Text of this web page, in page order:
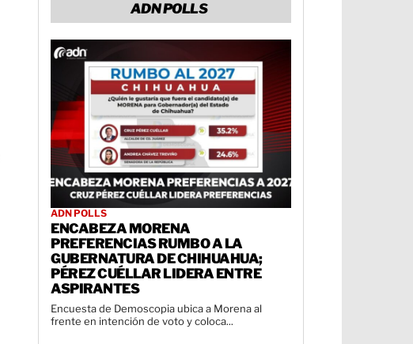
ADN POLLS
ADN POLLS
ENCABEZA MORENA
PREFERENCIAS RUMBO A LA
GUBERNATURA DE CHIHUAHUA;
PÉREZ CUÉLLAR LIDERA ENTRE
ASPIRANTES
Encuesta de Demoscopia ubica a Morena al
frente en intención de voto y coloca...